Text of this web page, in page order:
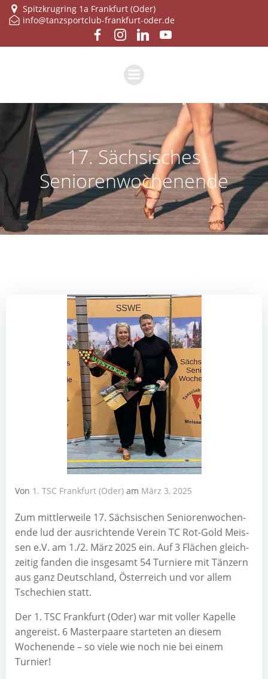
Zum
Inhalt
springen
Spitzkrugring 1a Frankfurt (Oder)
info@tanzsportclub-frankfurt-oder.de
17. Sächsisches
Seniorenwochenende
Von 1. TSC Frankfurt (Oder) am März 3, 2025
Zum mitt­ler­wei­le 17. Säch­si­schen Senio­ren­wo­chen­
en­de lud der aus­rich­ten­de Ver­ein TC Rot-Gold Meis­
sen e.V. am 1./2. März 2025 ein. Auf 3 Flä­chen gleich­
zei­tig fan­den die ins­ge­samt 54 Tur­nie­re mit Tän­zern
aus ganz Deutsch­land, Öster­reich und vor allem
Tsche­chi­en statt.
Der 1. TSC Frank­furt (Oder) war mit vol­ler Kapel­le
ange­reist. 6 Mas­ter­paa­re star­te­ten an die­sem
Wochen­en­de – so vie­le wie noch nie bei einem
Turnier!